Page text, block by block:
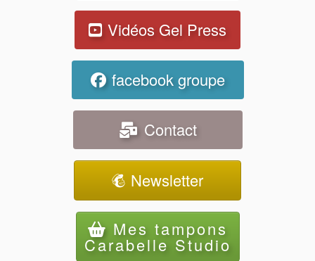
Vidéos Gel Press
facebook groupe
Contact
Newsletter
Mes tampons
Carabelle Studio